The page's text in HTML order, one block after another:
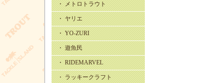
・ メトロトラウト
・ ヤリエ
・ YO-ZURI
・ 遊魚民
・ RIDEMARVEL
・ ラッキークラフト